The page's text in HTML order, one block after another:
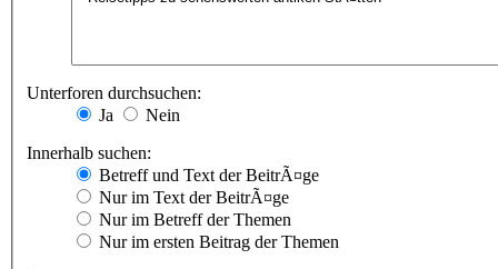
Unterforen durchsuchen:
Ja
Nein
Innerhalb suchen:
Betreff und Text der BeitrÃ¤ge
Nur im Text der BeitrÃ¤ge
Nur im Betreff der Themen
Nur im ersten Beitrag der Themen